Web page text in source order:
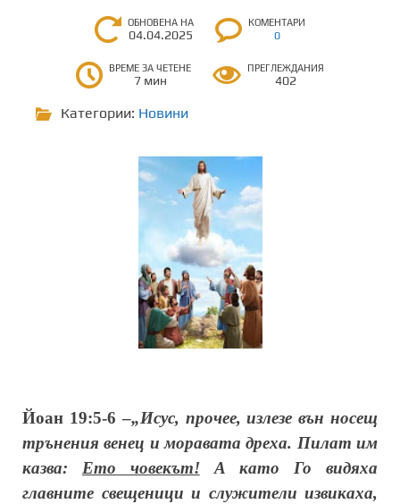
ОБНОВЕНА НА
04.04.2025
КОМЕНТАРИ
0
ВРЕМЕ ЗА ЧЕТЕНЕ
7 мин
ПРЕГЛЕЖДАНИЯ
402
Категории: Новини
Йоан 19:5-6 –„Исус, прочее, излезе вън носещ
трънения венец и моравата дреха. Пилат им
казва: Ето човекът!А като Го видяха
главните свещеници и служители извикаха,